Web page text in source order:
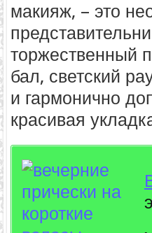
макияж, – это
торжественный
бал, светский
и гармонично
красивая